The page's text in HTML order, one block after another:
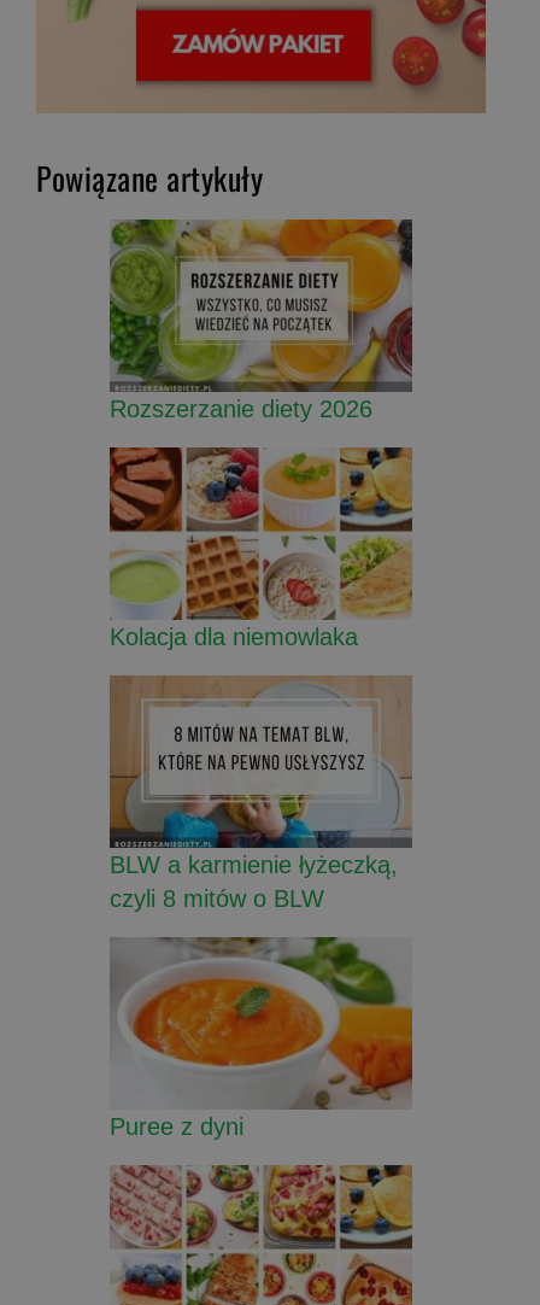
Powiązane artykuły
Rozszerzanie diety 2026
Kolacja dla niemowlaka
BLW a karmienie łyżeczką,
czyli 8 mitów o BLW
Puree z dyni